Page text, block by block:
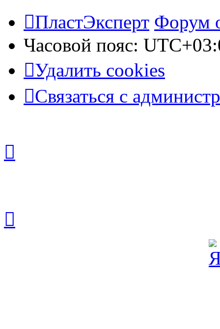
ПластЭксперт Форум
Часовой пояс:
Удалить cookies
Связаться с